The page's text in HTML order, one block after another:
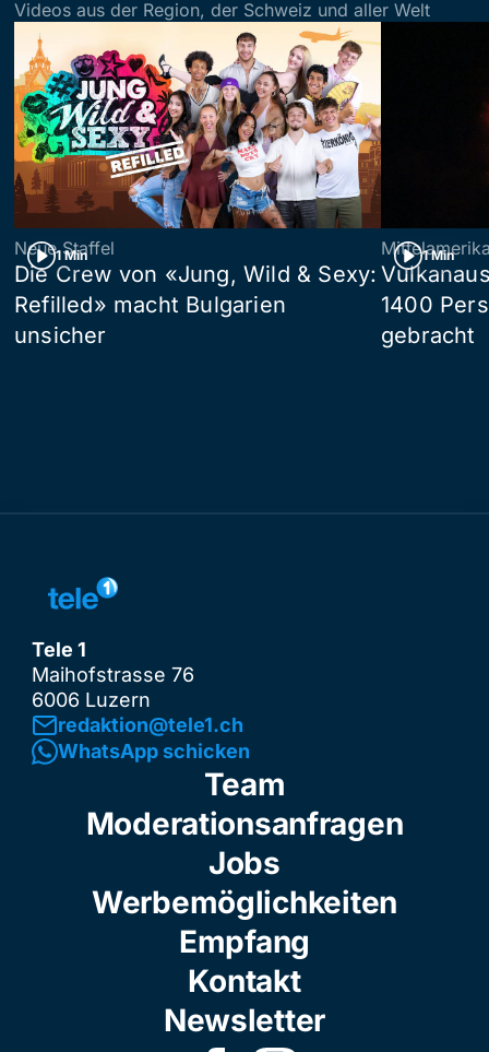
Videos aus der Region, der Schweiz und aller Welt
1 Min
Neue Staffel
Die Crew von «Jung, Wild & Sexy:
Refilled» macht Bulgarien
unsicher
1 Min
1400
gebracht
Tele 1
Maihofstrasse 76
6006 Luzern
redaktion@tele1.ch
WhatsApp schicken
Team
Moderationsanfragen
Jobs
Werbemöglichkeiten
Empfang
Kontakt
Newsletter